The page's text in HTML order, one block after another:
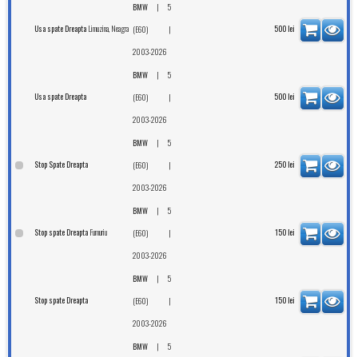
Usa spate Dreapta Limuzina, Neagra
BMW |5
(E60) |
2003-2026
500 lei
Usa spate Dreapta
BMW |5
(E60) |
2003-2026
500 lei
Stop Spate Dreapta
BMW |5
(E60) |
2003-2026
250 lei
Stop spate Dreapta Fumuriu
BMW |5
(E60) |
2003-2026
150 lei
Stop spate Dreapta
BMW |5
(E60) |
2003-2026
150 lei
BMW |5